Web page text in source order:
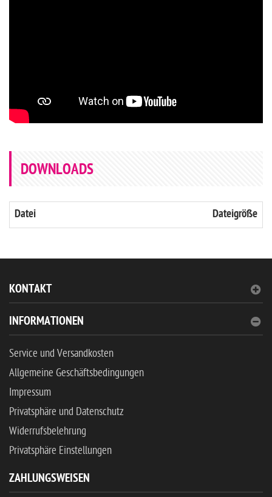
DOWNLOADS
Datei Dateigröße
KONTAKT
INFORMATIONEN
Service und Versandkosten
Allgemeine Geschäftsbedingungen
Impressum
Privatsphäre und Datenschutz
Widerrufsbelehrung
Privatsphäre Einstellungen
ZAHLUNGSWEISEN